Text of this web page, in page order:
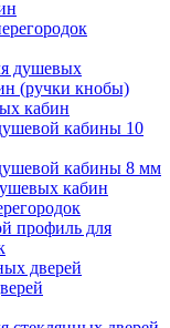
душевых
(ручки кнобы)
кабин
кабины 10
кабины 8 мм
кабин
профиль для
дверей